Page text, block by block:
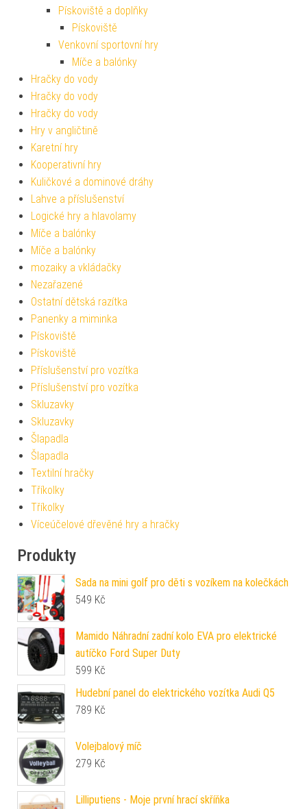
Pískoviště a doplňky
Pískoviště
Venkovní sportovní hry
Míče a balónky
Hračky do vody
Hračky do vody
Hračky do vody
Hry v angličtině
Karetní hry
Kooperativní hry
Kuličkové a dominové dráhy
Lahve a příslušenství
Logické hry a hlavolamy
Míče a balónky
Míče a balónky
mozaiky a vkládačky
Nezařazené
Ostatní dětská razítka
Panenky a miminka
Pískoviště
Pískoviště
Příslušenství pro vozítka
Příslušenství pro vozítka
Skluzavky
Skluzavky
Šlapadla
Šlapadla
Textilní hračky
Tříkolky
Tříkolky
Víceúčelové dřevěné hry a hračky
Produkty
Sada na mini golf pro děti s vozíkem na kolečkách
549 Kč
Mamido Náhradní zadní kolo EVA pro elektrické
autíčko Ford Super Duty
599 Kč
Hudební panel do elektrického vozítka Audi Q5
789 Kč
Volejbalový míč
279 Kč
Lilliputiens - Moje první hrací skříňka